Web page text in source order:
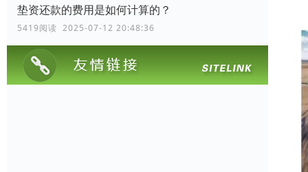
垫资还款的费用是如何计算的？
5419阅读 2025-07-12 20:48:36